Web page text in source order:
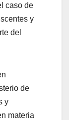
caso de
y
del
de
y
materia